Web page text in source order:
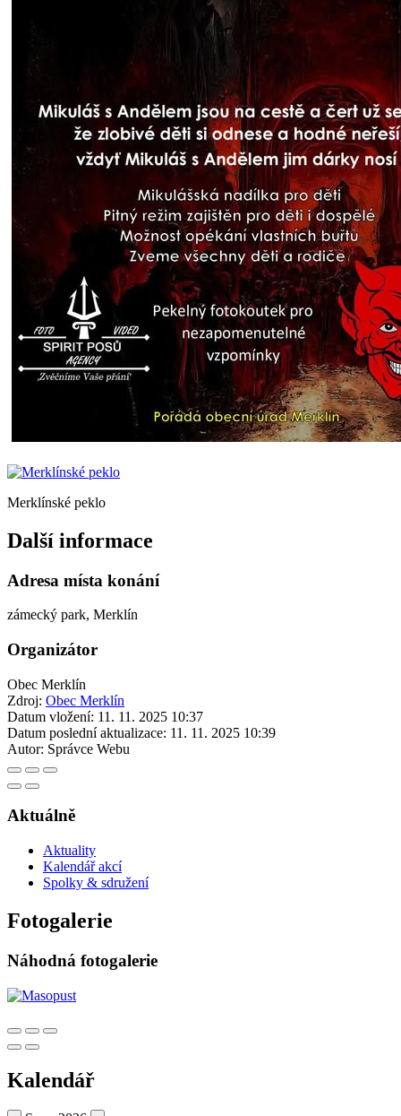
Merklínské peklo
Další informace
Adresa místa konání
zámecký park, Merklín
Organizátor
Obec Merklín
Zdroj: Obec Merklín
Datum vložení: 11. 11. 2025 10:37
Datum poslední aktualizace: 11. 11. 2025 10:39
Autor: Správce Webu
Aktuálně
Aktuality
Kalendář akcí
Spolky & sdružení
Fotogalerie
Náhodná fotogalerie
Kalendář